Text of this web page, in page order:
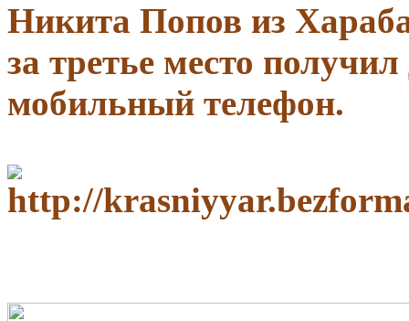
Никита Попов из
за третье место
мобильный телефон.